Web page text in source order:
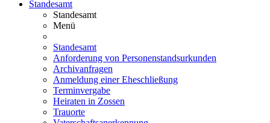
Standesamt
Standesamt
Menü
Standesamt
Anforderung von Personenstandsurkunden
Archivanfragen
Anmeldung einer Eheschließung
Terminvergabe
Heiraten in Zossen
Trauorte